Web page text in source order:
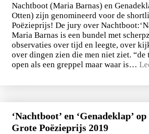
Nachtboot (Maria Barnas) en
Otten) zijn genomineerd voor de
Poëzieprijs! De jury over
Maria Barnas is een bundel met
observaties over tijd en leegte, over
over dingen zien die men niet ziet.
open als een greppel maar waar is…
‘Nachtboot’ en ‘Genadeklap’
Grote Poëzieprijs 2019